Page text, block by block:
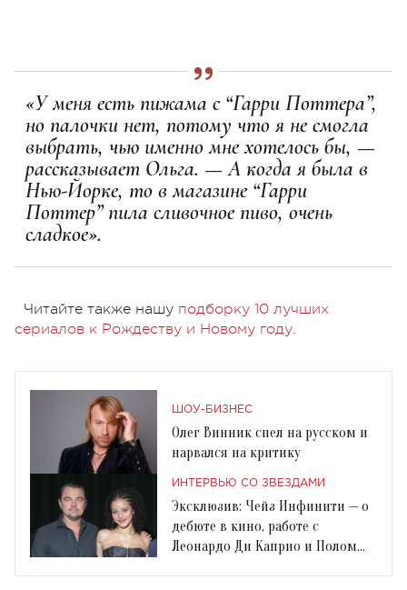
«У меня есть пижама с “Гарри Поттера”,
но палочки нет, потому что я не смогла
выбрать, чью именно мне хотелось бы, —
рассказывает Ольга. — А когда я была в
Нью-Йорке, то в магазине “Гарри
Поттер” пила сливочное пиво, очень
сладкое».
Читайте также нашу подборку 10 лучших
сериалов к Рождеству и Новому году.
ШОУ-БИЗНЕС
Олег Винник спел на русском и
нарвался на критику
ИНТЕРВЬЮ СО ЗВЕЗДАМИ
Эксклюзив: Чейз Инфинити — о
дебюте в кино, работе с
Леонардо Ди Каприо и Полом